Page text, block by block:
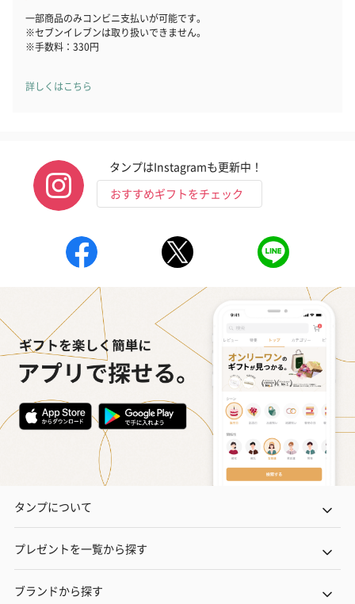
一部商品のみコンビニ支払いが可能です。
※セブンイレブンは取り扱いできません。
※手数料：330円
詳しくはこちら
タンプはInstagramも更新中！
おすすめギフトをチェック
タンプについて
プレゼントを一覧から探す
ブランドから探す